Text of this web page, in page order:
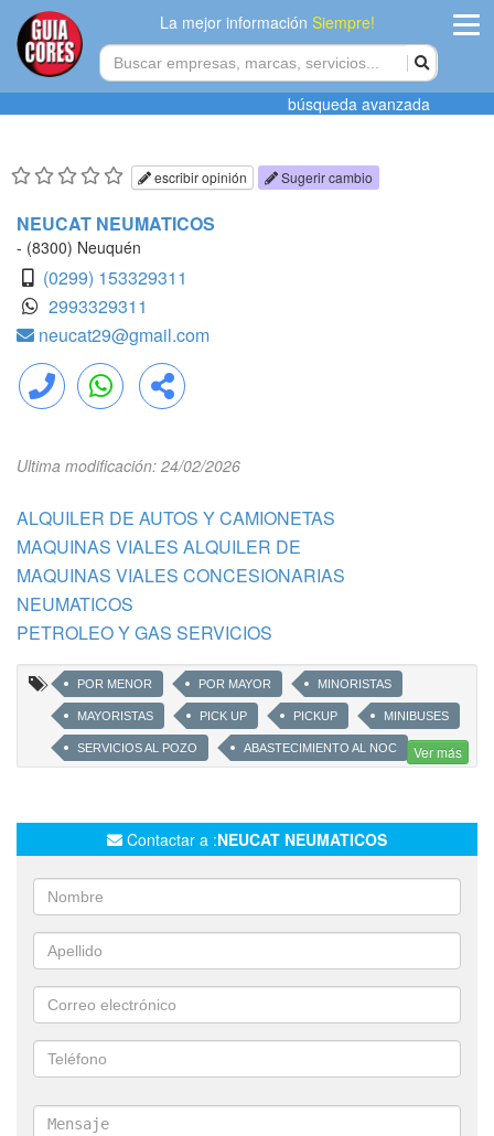
La mejor informaciónSiempre!
Agregar
búsqueda avanzada
escribir opinión Sugerir cambio
NEUCAT NEUMATICOS
- (8300) Neuquén
(0299) 153329311
2993329311
neucat29@gmail.com
Llamar WhatsApp Compartir
Ultima modificación: 24/02/2026
ALQUILER DE AUTOS Y CAMIONETAS
MAQUINAS VIALES ALQUILER DE
MAQUINAS VIALES CONCESIONARIAS
NEUMATICOS
PETROLEO Y GAS SERVICIOS
POR MENOR POR MAYOR MINORISTAS
MAYORISTAS PICK UP PICKUP MINIBUSES
SERVICIOS AL POZO ABASTECIMIENTO AL NOC Ver más
Contactar a :NEUCAT NEUMATICOS